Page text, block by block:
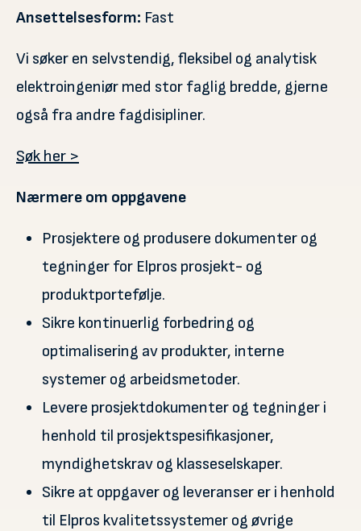
Ansettelsesform: Fast
Vi søker en selvstendig, fleksibel og analytisk
elektroingeniør med stor faglig bredde, gjerne
også fra andre fagdisipliner.
Søk her >
Nærmere om oppgavene
Prosjektere og produsere dokumenter og
tegninger for Elpros prosjekt- og
produktportefølje.
Sikre kontinuerlig forbedring og
optimalisering av produkter, interne
systemer og arbeidsmetoder.
Levere prosjektdokumenter og tegninger i
henhold til prosjektspesifikasjoner,
myndighetskrav og klasseselskaper.
Sikre at oppgaver og leveranser er i henhold
til Elpros kvalitetssystemer og øvrige